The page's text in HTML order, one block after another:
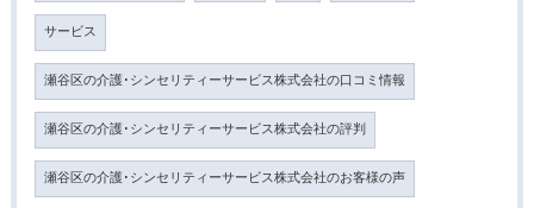
サービス
瀬谷区の介護･シンセリティーサービス株式会社の口コミ情報
瀬谷区の介護･シンセリティーサービス株式会社の評判
瀬谷区の介護･シンセリティーサービス株式会社のお客様の声